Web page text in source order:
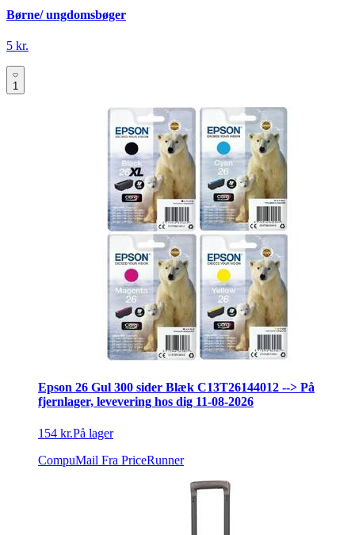
Børne/ ungdomsbøger
5 kr.
1
Epson 26 Gul 300 sider Blæk C13T26144012 --> På
fjernlager, levevering hos dig 11-08-2026
154 kr.På lager
CompuMail Fra PriceRunner